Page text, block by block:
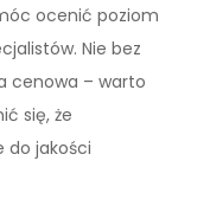
ocenić poziom
Nie bez
cenowa – warto
się, że
do jakości